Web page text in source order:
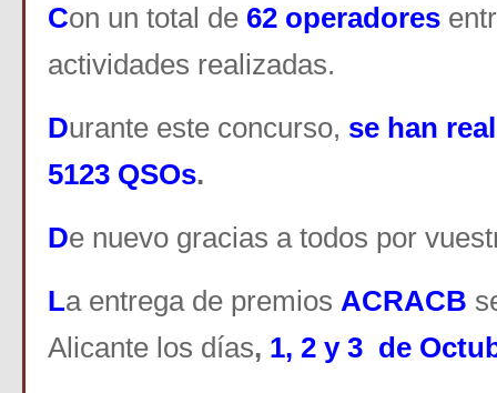
Con un total de 62 operadores
actividades realizadas.
Durante este concurso, se han
5123 QSOs.
De nuevo gracias a todos por
La entrega de premios ACRACB
Alicante los días, 1, 2 y 3 de